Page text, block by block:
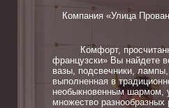
Компания «Улица
Комфорт,
французски» Вы найдете
вазы, подсвечники,
выполненная в
необыкновенным шармом,
множество